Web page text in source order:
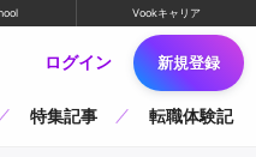
Vookキャリア
ログイン 新規登録
特集記事 転職体験記